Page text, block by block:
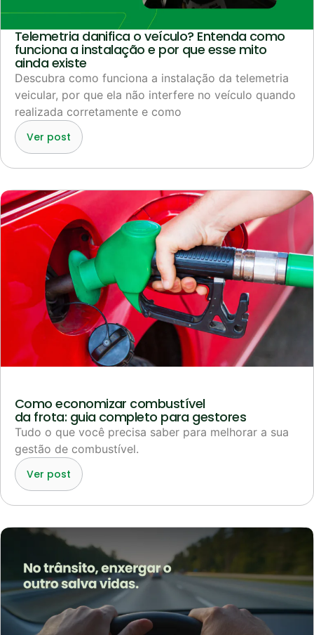
Telemetria danifica o veículo? Entenda como
funciona a instalação e por que esse mito
ainda existe
Descubra como funciona a instalação da telemetria
veicular, por que ela não interfere no veículo quando
realizada corretamente e como
Ver post
Como economizar combustível
da frota: guia completo para gestores
Tudo o que você precisa saber para melhorar a sua
gestão de combustível.
Ver post